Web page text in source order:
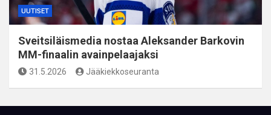
UUTISET
Sveitsiläismedia nostaa Aleksander Barkovin
MM-finaalin avainpelaajaksi
31.5.2026 Jääkiekkoseuranta